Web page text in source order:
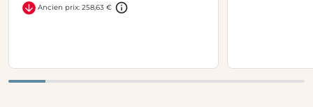
Ancien prix: 258,63 €